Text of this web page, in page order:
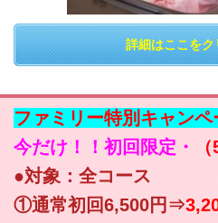
詳細はここをク
ファミリー特別キャンペ
今だけ！！初回限定・
●対象：全コース
①通常初回6,500円⇒